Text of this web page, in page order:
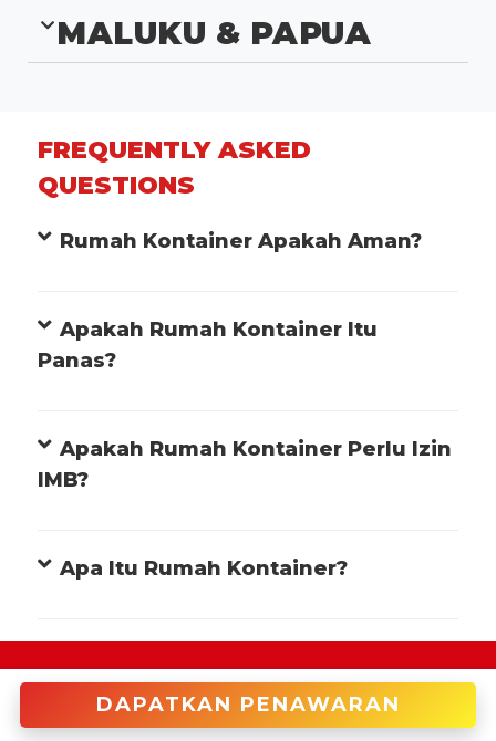
DAPATKAN PENAWARAN
MALUKU & PAPUA
FREQUENTLY ASKED
QUESTIONS
Rumah Kontainer Apakah Aman?
Apakah Rumah Kontainer Itu
Panas?
Apakah Rumah Kontainer Perlu Izin
IMB?
Apa Itu Rumah Kontainer?
+622122946966 (Cakung)
enquiries@tradecorp.co.id